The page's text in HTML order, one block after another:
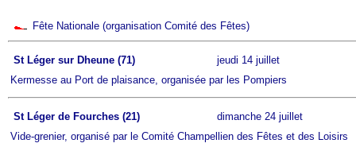
Fête Nationale (organisation Comité des Fêtes)
St Léger sur Dheune (71)
jeudi 14 juillet
Kermesse au Port de plaisance, organisée par les Pompiers
St Léger de Fourches (21)
dimanche 24 juillet
Vide-grenier, organisé par le Comité Champellien des Fêtes et des Loisirs